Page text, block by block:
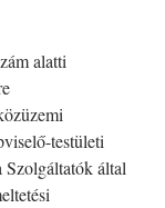
alatti
testületi
Szolgáltatók által